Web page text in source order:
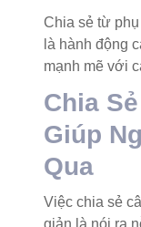
Chia sẻ từ
là hành động
mạnh mẽ với
Chia
Giúp
Qua
Việc chia sẻ
giản là nói ra